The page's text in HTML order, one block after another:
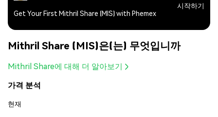
Get Your First Mithril Share (MIS) with Phemex
시작하기
Mithril Share (MIS)은(는) 무엇입니까
Mithril Share에 대해 더 알아보기
가격 분석
현재